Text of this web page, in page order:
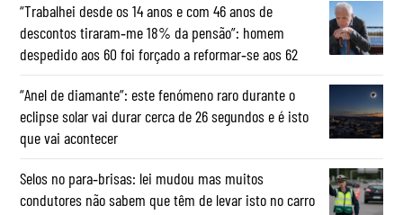
“Trabalhei desde os 14 anos e com 46 anos de
descontos tiraram‑me 18% da pensão”: homem
despedido aos 60 foi forçado a reformar‑se aos 62
“Anel de diamante”: este fenómeno raro durante o
eclipse solar vai durar cerca de 26 segundos e é isto
que vai acontecer
Selos no para‑brisas: lei mudou mas muitos
condutores não sabem que têm de levar isto no carro